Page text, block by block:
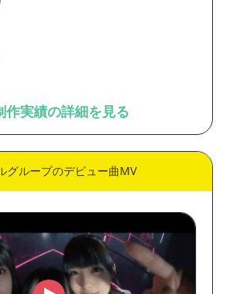
作実績の詳細を見る
グループのデビュー曲MV